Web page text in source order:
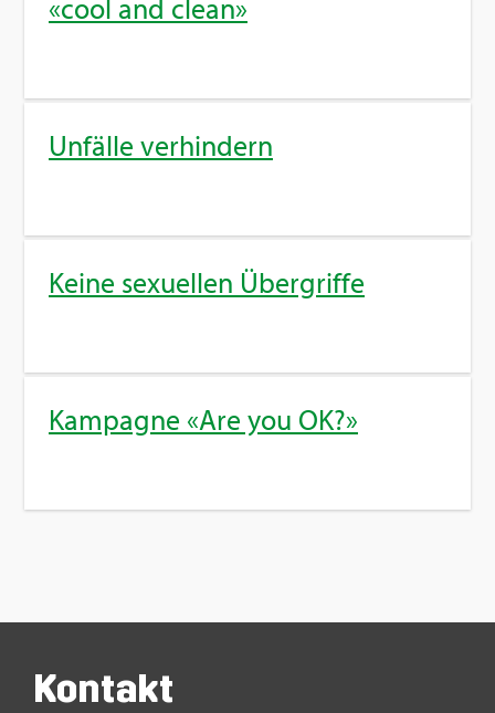
«cool and clean»
Un­fäl­le ver­hin­dern
Keine se­xu­el­len Über­grif­fe
Kam­pa­gne «Are you OK?»
Kon­takt